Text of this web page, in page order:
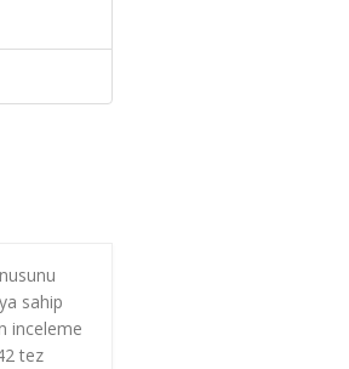
sahip
inceleme
tez